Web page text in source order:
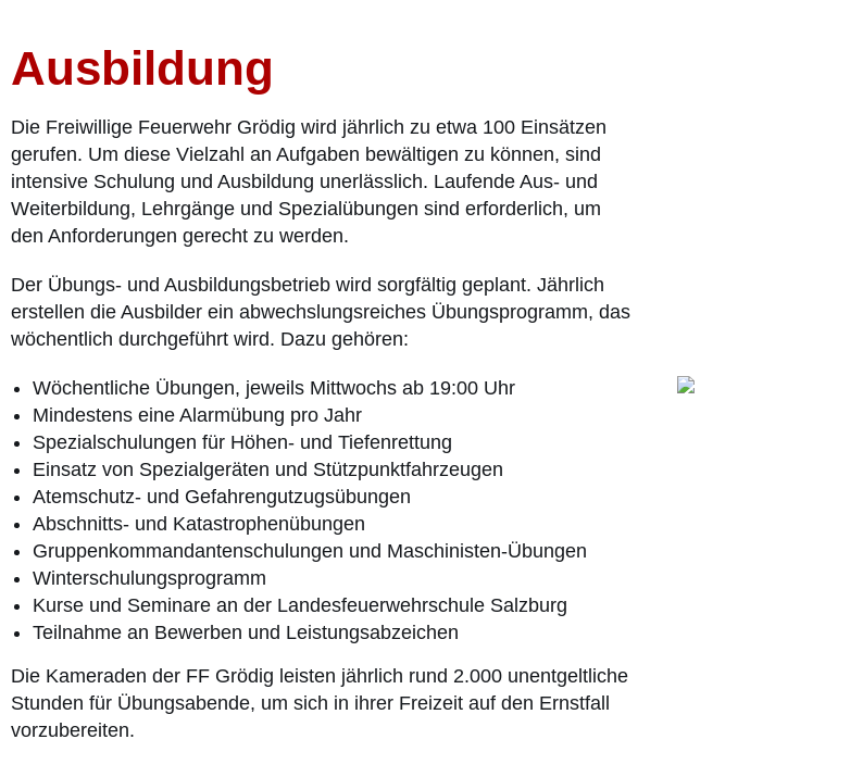
Ausbildung
Die Freiwillige Feuerwehr Grödig wird jährlich zu etwa 100 Einsätzen
gerufen. Um diese Vielzahl an Aufgaben bewältigen zu können, sind
intensive Schulung und Ausbildung unerlässlich. Laufende Aus- und
Weiterbildung, Lehrgänge und Spezialübungen sind erforderlich, um
den Anforderungen gerecht zu werden.
Der Übungs- und Ausbildungsbetrieb wird sorgfältig geplant. Jährlich
erstellen die Ausbilder ein abwechslungsreiches Übungsprogramm, das
wöchentlich durchgeführt wird. Dazu gehören:
Wöchentliche Übungen, jeweils Mittwochs ab 19:00 Uhr
Mindestens eine Alarmübung pro Jahr
Spezialschulungen für Höhen- und Tiefenrettung
Einsatz von Spezialgeräten und Stützpunktfahrzeugen
Atemschutz- und Gefahrengutzugsübungen
Abschnitts- und Katastrophenübungen
Gruppenkommandantenschulungen und Maschinisten-Übungen
Winterschulungsprogramm
Kurse und Seminare an der Landesfeuerwehrschule Salzburg
Teilnahme an Bewerben und Leistungsabzeichen
Die Kameraden der FF Grödig leisten jährlich rund 2.000 unentgeltliche
Stunden für Übungsabende, um sich in ihrer Freizeit auf den Ernstfall
vorzubereiten.